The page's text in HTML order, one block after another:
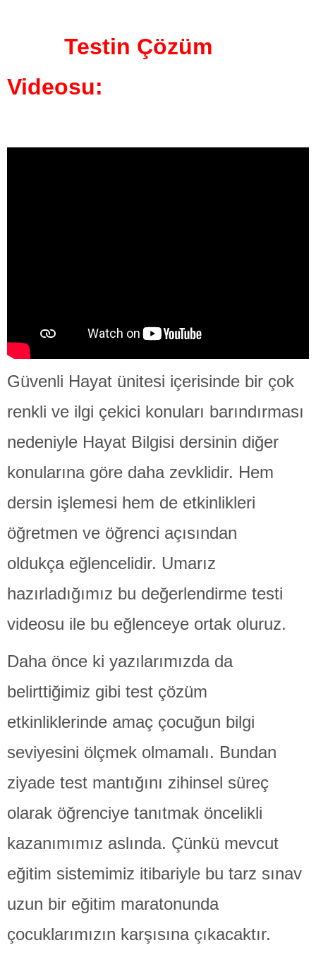
Testin Çözüm
Videosu:
Güvenli Hayat ünitesi içerisinde bir çok
renkli ve ilgi çekici konuları barındırması
nedeniyle Hayat Bilgisi dersinin diğer
konularına göre daha zevklidir. Hem
dersin işlemesi hem de etkinlikleri
öğretmen ve öğrenci açısından
oldukça eğlencelidir. Umarız
hazırladığımız bu değerlendirme testi
videosu ile bu eğlenceye ortak oluruz.
Daha önce ki yazılarımızda da
belirttiğimiz gibi test çözüm
etkinliklerinde amaç çocuğun bilgi
seviyesini ölçmek olmamalı. Bundan
ziyade test mantığını zihinsel süreç
olarak öğrenciye tanıtmak öncelikli
kazanımımız aslında. Çünkü mevcut
eğitim sistemimiz itibariyle bu tarz sınav
uzun bir eğitim maratonunda
çocuklarımızın karşısına çıkacaktır.